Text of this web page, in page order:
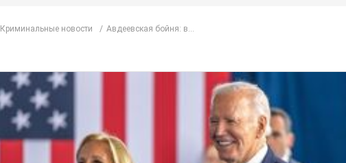
Криминальные новости Авдеевская бойня: в...